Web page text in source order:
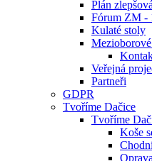
Plán
Fórum ZM -
Kulaté stoly
Veřejná
Partneři
GDPR
Tvoříme Dačice
Tvoříme
Koše